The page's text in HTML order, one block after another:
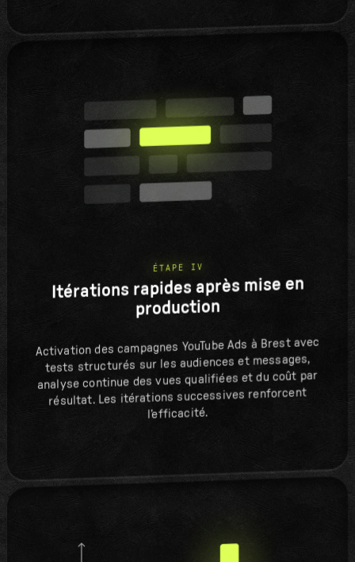
ÉTAPE IV
Itérations rapides après mise en
production
Activation des campagnes YouTube Ads à Brest avec
tests structurés sur les audiences et messages,
analyse continue des vues qualifiées et du coût par
résultat. Les itérations successives renforcent
l’efficacité.